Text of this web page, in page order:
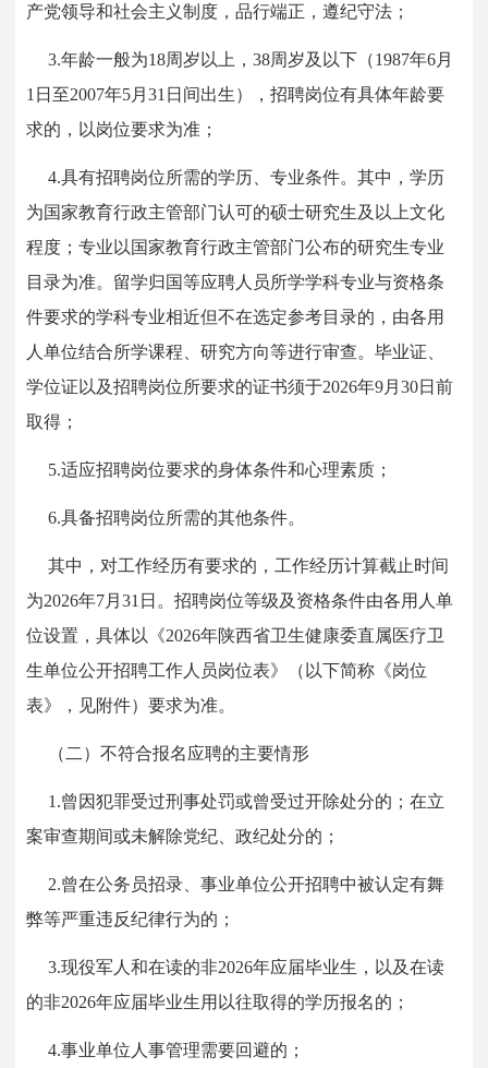
产党领导和社会主义制度，品行端正，遵纪守法；
3.年龄一般为18周岁以上，38周岁及以下（1987年6月
1日至2007年5月31日间出生），招聘岗位有具体年龄要
求的，以岗位要求为准；
4.具有招聘岗位所需的学历、专业条件。其中，学历
为国家教育行政主管部门认可的硕士研究生及以上文化
程度；专业以国家教育行政主管部门公布的研究生专业
目录为准。留学归国等应聘人员所学学科专业与资格条
件要求的学科专业相近但不在选定参考目录的，由各用
人单位结合所学课程、研究方向等进行审查。毕业证、
学位证以及招聘岗位所要求的证书须于2026年9月30日前
取得；
5.适应招聘岗位要求的身体条件和心理素质；
6.具备招聘岗位所需的其他条件。
其中，对工作经历有要求的，工作经历计算截止时间
为2026年7月31日。招聘岗位等级及资格条件由各用人单
位设置，具体以《2026年陕西省卫生健康委直属医疗卫
生单位公开招聘工作人员岗位表》（以下简称《岗位
表》，见附件）要求为准。
（二）不符合报名应聘的主要情形
1.曾因犯罪受过刑事处罚或曾受过开除处分的；在立
案审查期间或未解除党纪、政纪处分的；
2.曾在公务员招录、事业单位公开招聘中被认定有舞
弊等严重违反纪律行为的；
3.现役军人和在读的非2026年应届毕业生，以及在读
的非2026年应届毕业生用以往取得的学历报名的；
4.事业单位人事管理需要回避的；